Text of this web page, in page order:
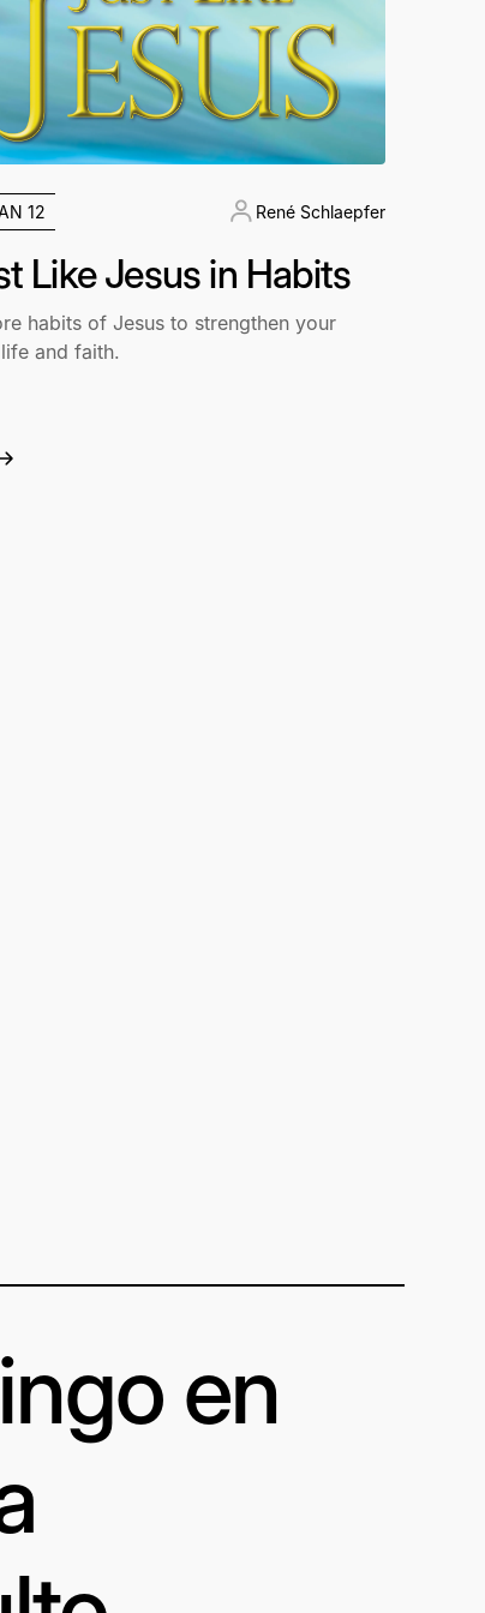
12 René Schlaepfer
Like Jesus in Habits
habits of Jesus to strengthen your
and faith.
en